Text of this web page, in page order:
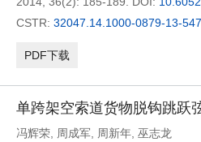
CSTR: 32047.14.1000-0879-13-547
PDF下载
单跨架空索道货物脱钩跳跃
冯辉荣 周成军 周新年 巫志龙